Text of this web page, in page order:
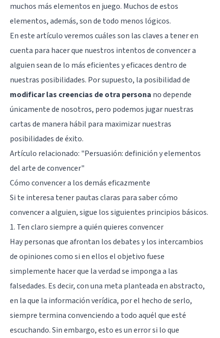
muchos más elementos en juego. Muchos de estos
elementos, además, son de todo menos lógicos.
En este artículo veremos cuáles son las claves a tener en
cuenta para hacer que nuestros intentos de convencer a
alguien sean de lo más eficientes y eficaces dentro de
nuestras posibilidades. Por supuesto, la posibilidad de
modificar las creencias de otra persona no depende
únicamente de nosotros, pero podemos jugar nuestras
cartas de manera hábil para maximizar nuestras
posibilidades de éxito.
Artículo relacionado: "Persuasión: definición y elementos
del arte de convencer"
Cómo convencer a los demás eficazmente
Si te interesa tener pautas claras para saber cómo
convencer a alguien, sigue los siguientes principios básicos.
1. Ten claro siempre a quién quieres convencer
Hay personas que afrontan los debates y los intercambios
de opiniones como si en ellos el objetivo fuese
simplemente hacer que la verdad se imponga a las
falsedades. Es decir, con una meta planteada en abstracto,
en la que la información verídica, por el hecho de serlo,
siempre termina convenciendo a todo aquél que esté
escuchando. Sin embargo, esto es un error si lo que